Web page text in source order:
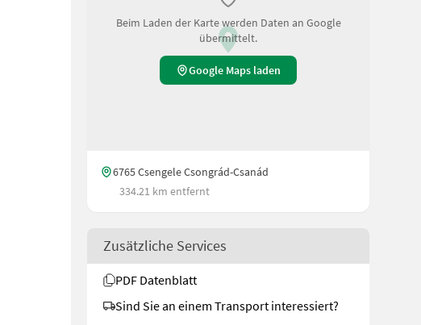
Beim Laden der Karte werden Daten an Google
übermittelt.
Google Maps laden
6765 Csengele Csongrád-Csanád
334.21 km entfernt
Zusätzliche Services
PDF Datenblatt
Sind Sie an einem Transport interessiert?